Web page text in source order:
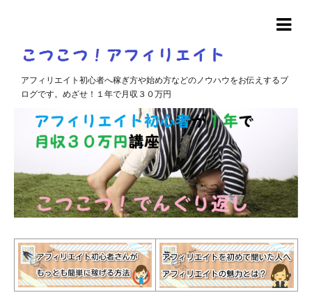
アフィリエイト初心者へ稼ぎ方や始め方などのノウハウをお伝えするブ
ログです。めざせ！１年で月収３０万円